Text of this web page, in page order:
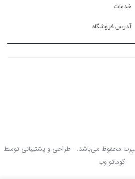
خدمات
آدرس فروشگاه
محفوظ می‌باشد. - طراحی و پشتیبانی توسط
گوماتو وب